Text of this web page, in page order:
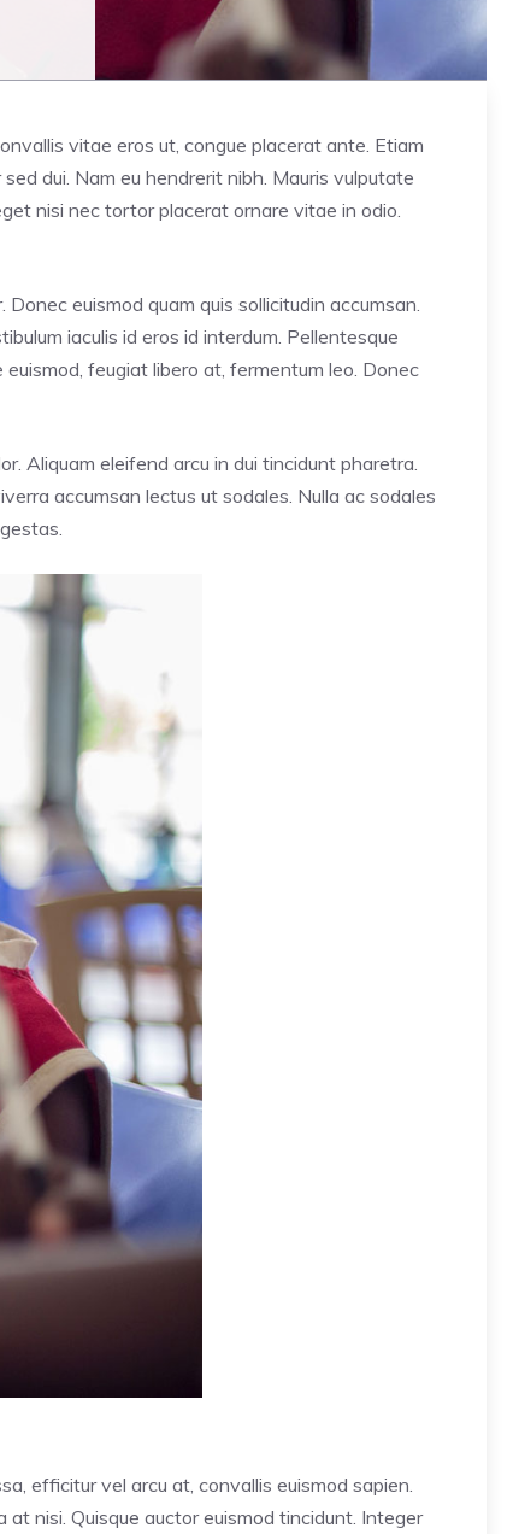
vitae eros ut, congue placerat ante. Etiam
dui. Nam eu hendrerit nibh. Mauris vulputate
nisi nec tortor placerat ornare vitae in odio.
euismod quam quis sollicitudin accumsan.
iaculis id eros id interdum. Pellentesque
feugiat libero at, fermentum leo. Donec
Aliquam eleifend arcu in dui tincidunt pharetra.
accumsan lectus ut sodales. Nulla ac sodales
efficitur vel arcu at, convallis euismod sapien.
nisi. Quisque auctor euismod tincidunt. Integer